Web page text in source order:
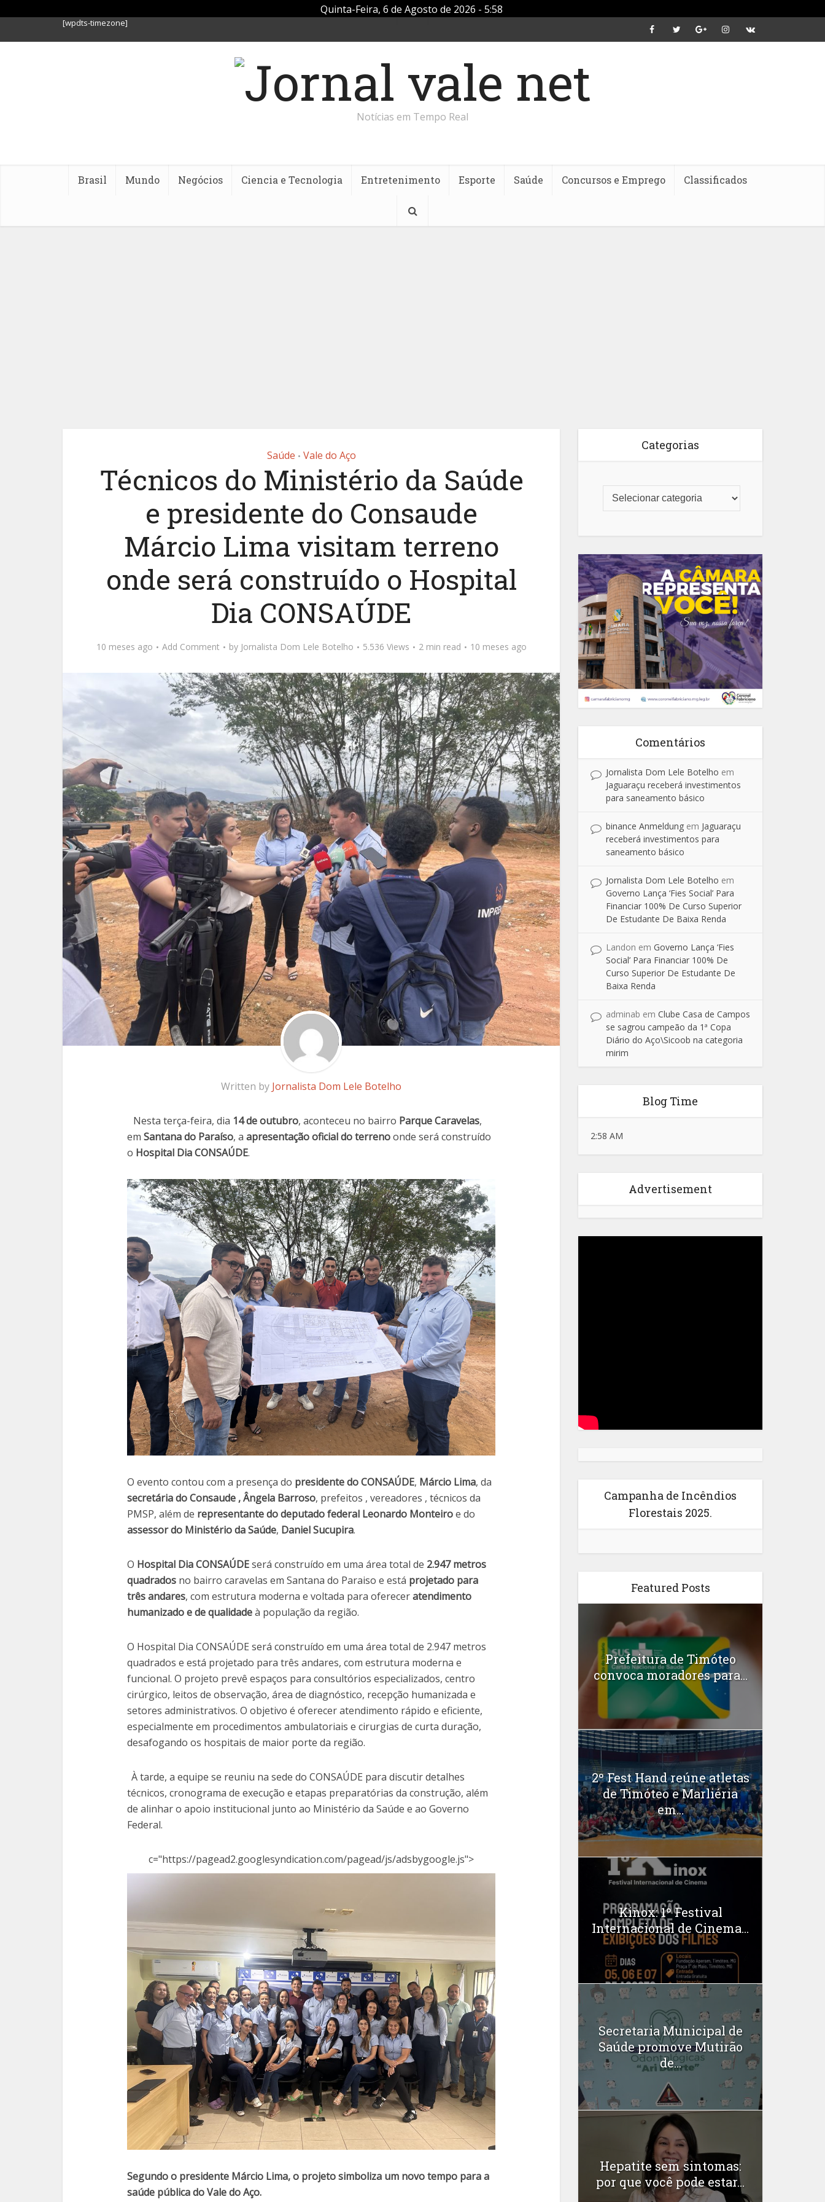
Quinta-Feira, 6 de Agosto de 2026 - 5:58
[wpdts-timezone]
Notícias em Tempo Real
Brasil Mundo Negócios Ciencia e Tecnologia Entretenimento Esporte Saúde Concursos e Emprego Classificados
Saúde • Vale do Aço
Técnicos do Ministério da Saúde
e presidente do Consaude
Márcio Lima visitam terreno
onde será construído o Hospital
Dia CONSAÚDE
10 meses ago Add Comment by Jornalista Dom Lele Botelho 5.536 Views 2 min read 10 meses ago
Written by Jornalista Dom Lele Botelho
Nesta terça-feira, dia 14 de outubro, aconteceu no bairro Parque Caravelas,
em Santana do Paraíso, a apresentação oficial do terrenoonde será construído
o Hospital Dia CONSAÚDE.
O evento contou com a presença do presidente do CONSAÚDE, Márcio Lima, da
secretária do Consaude ,Ângela Barroso, prefeitos , vereadores , técnicos da
PMSP, além de representante do deputado federal Leonardo Monteiroe do
assessor do Ministério da Saúde, Daniel Sucupira.
O Hospital Dia CONSAÚDEserá construído em uma área total de 2.947 metros
quadrados no bairro caravelas em Santana do Paraiso e está projetado para
três andares, com estrutura moderna e voltada para ofereceratendimento
humanizado e de qualidadeà população da região.
O Hospital Dia CONSAÚDE será construído em uma área total de 2.947 metros
quadrados e está projetado para três andares, com estrutura moderna e
funcional. O projeto prevê espaços para consultórios especializados, centro
cirúrgico, leitos de observação, área de diagnóstico, recepção humanizada e
setores administrativos. O objetivo é oferecer atendimento rápido e eficiente,
especialmente em procedimentos ambulatoriais e cirurgias de curta duração,
desafogando os hospitais de maior porte da região.
À tarde, a equipe se reuniu na sede do CONSAÚDE para discutir detalhes
técnicos, cronograma de execução e etapas preparatórias da construção, além
de alinhar o apoio institucional junto ao Ministério da Saúde e ao Governo
Federal.
c="https://pagead2.googlesyndication.com/pagead/js/adsbygoogle.js">
Segundo o presidente Márcio Lima, o projeto simboliza um novo tempo para a
saúde pública do Vale do Aço.
Categorias
Comentários
Jornalista Dom Lele Botelho em
Jaguaraçu receberá investimentos
para saneamento básico
binance Anmeldung em Jaguaraçu
receberá investimentos para
saneamento básico
Jornalista Dom Lele Botelho em
Governo Lança ‘Fies Social’ Para
Financiar 100% De Curso Superior
De Estudante De Baixa Renda
Landon em Governo Lança ‘Fies
Social’ Para Financiar 100% De
Curso Superior De Estudante De
Baixa Renda
adminab em Clube Casa de Campos
se sagrou campeão da 1ª Copa
Diário do Aço\Sicoob na categoria
mirim
Blog Time
2:58 AM
Advertisement
Campanha de Incêndios
Florestais 2025.
Featured Posts
Prefeitura de Timóteo
convoca moradores para...
2º Fest Hand reúne atletas
de Timóteo e Marliéria
em...
Kinox: 1º Festival
Internacional de Cinema...
Secretaria Municipal de
Saúde promove Mutirão
de...
Hepatite sem sintomas:
por que você pode estar...